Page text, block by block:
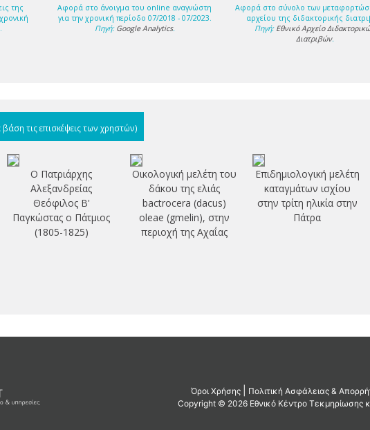
της
Αφορά στο άνοιγμα του online αναγνώστη
για την χρονική περίοδο 07/2018 - 07/2023.
Πηγή: Google Analytics.
Αφορά στο σύνολο των
αρχείου της διδακτορικής
Πηγή: Εθνικό Αρχείο
Διατριβών.
βάση τις επισκέψεις των χρηστών)
Ο Πατριάρχης
Αλεξανδρείας
Θεόφιλος Β'
Παγκώστας ο Πάτμιος
(1805-1825)
Οικολογική μελέτη του
δάκου της ελιάς
bactrocera (dacus)
oleae (gmelin), στην
περιοχή της Αχαΐας
Επιδημιολογική μελέτη
καταγμάτων ισχίου
στην τρίτη ηλικία στην
Πάτρα